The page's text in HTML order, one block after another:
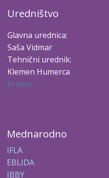
Uredništvo
Glavna urednica:
Saša Vidmar
Tehnični urednik:
Klemen Humerca
Prijava
Mednarodno
IFLA
EBLIDA
IBBY